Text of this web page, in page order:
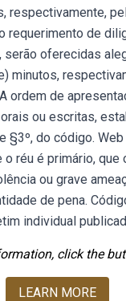
respectivamente,
requerimento de
serão oferecidas
minutos,
ordem de
ou escritas,
§3º, do código.
o réu é primário, que
ou grave
de pena.
individual
click the
LEARN MORE